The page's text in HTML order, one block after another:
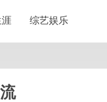
涯 综艺娱乐